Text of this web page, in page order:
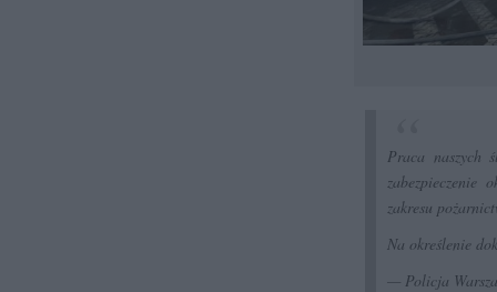
Praca naszych
zabezpieczenie
zakresu
Na określenie
— Policja